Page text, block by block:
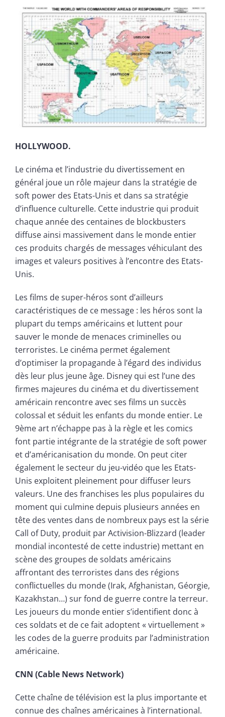
HOLLYWOOD.
Le cinéma et l’industrie du divertissement en
général joue un rôle majeur dans la stratégie de
soft power des Etats-Unis et dans sa stratégie
d’influence culturelle. Cette industrie qui produit
chaque année des centaines de blockbusters
diffuse ainsi massivement dans le monde entier
ces produits chargés de messages véhiculant des
images et valeurs positives à l’encontre des Etats-
Unis.
Les films de super-héros sont d’ailleurs
caractéristiques de ce message : les héros sont la
plupart du temps américains et luttent pour
sauver le monde de menaces criminelles ou
terroristes. Le cinéma permet également
d’optimiser la propagande à l’égard des individus
dès leur plus jeune âge. Disney qui est l’une des
firmes majeures du cinéma et du divertissement
américain rencontre avec ses films un succès
colossal et séduit les enfants du monde entier. Le
9ème art n’échappe pas à la règle et les comics
font partie intégrante de la stratégie de soft power
et d’américanisation du monde. On peut citer
également le secteur du jeu-vidéo que les Etats-
Unis exploitent pleinement pour diffuser leurs
valeurs. Une des franchises les plus populaires du
moment qui culmine depuis plusieurs années en
tête des ventes dans de nombreux pays est la série
Call of Duty, produit par Activision-Blizzard (leader
mondial incontesté de cette industrie) mettant en
scène des groupes de soldats américains
affrontant des terroristes dans des régions
conflictuelles du monde (Irak, Afghanistan, Géorgie,
Kazakhstan…) sur fond de guerre contre la terreur.
Les joueurs du monde entier s’identifient donc à
ces soldats et de ce fait adoptent « virtuellement »
les codes de la guerre produits par l’administration
américaine.
CNN (Cable News Network)
Cette chaîne de télévision est la plus importante et
connue des chaînes américaines à l’international.